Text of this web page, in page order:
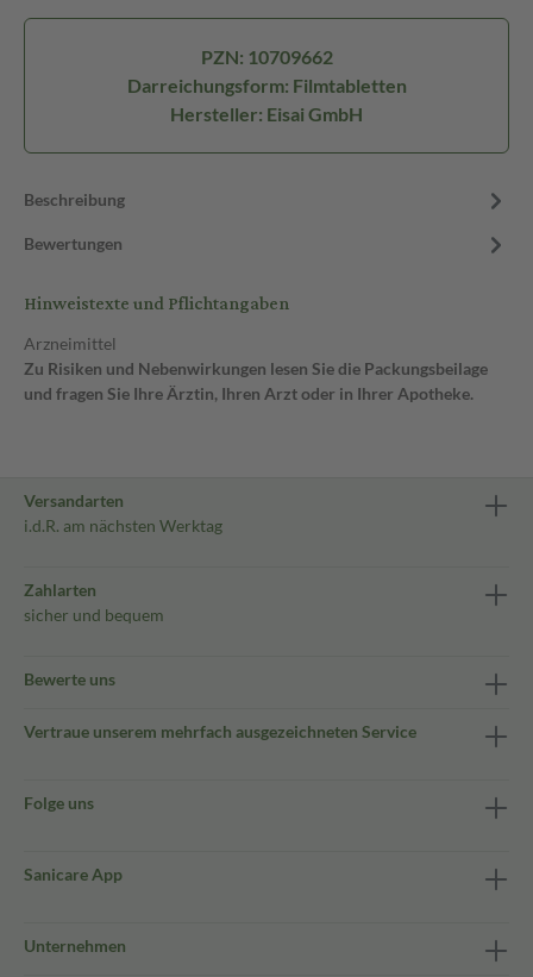
PZN: 10709662
Darreichungsform: Filmtabletten
Hersteller: Eisai GmbH
Beschreibung
Bewertungen
Hinweistexte und Pflichtangaben
Arzneimittel
Zu Risiken und Nebenwirkungen lesen Sie die Packungsbeilage
und fragen Sie Ihre Ärztin, Ihren Arzt oder in Ihrer Apotheke.
Versandarten
i.d.R. am nächsten Werktag
Zahlarten
sicher und bequem
Bewerte uns
Vertraue unserem mehrfach ausgezeichneten Service
Folge uns
Sanicare App
Unternehmen